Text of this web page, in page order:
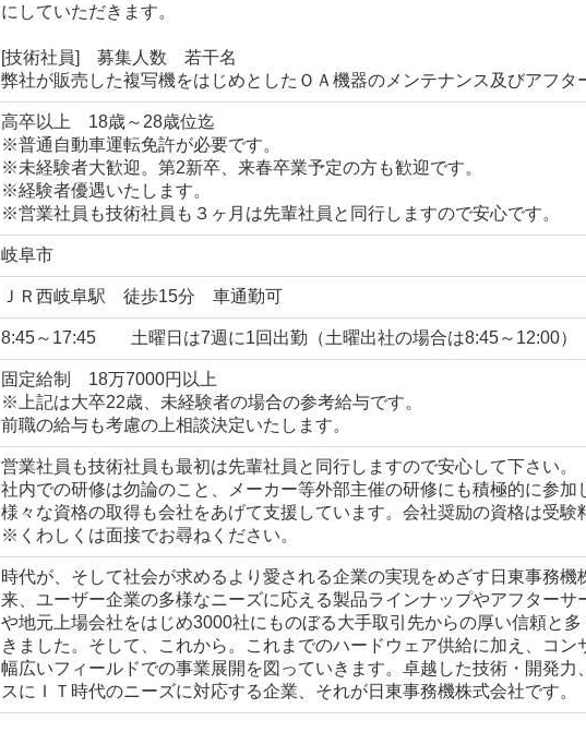
にしていただきます。
[技術社員] 募集人数 若干名
弊社が販売した複写機をはじめとしたＯＡ機器のメンテナンス及びアフタ
高卒以上 18歳～28歳位迄
※普通自動車運転免許が必要です。
※未経験者大歓迎。第2新卒、来春卒業予定の方も歓迎です。
※経験者優遇いたします。
※営業社員も技術社員も３ヶ月は先輩社員と同行しますので安心です。
岐阜市
ＪＲ西岐阜駅 徒歩15分 車通勤可
8:45～17:45 土曜日は7週に1回出勤（土曜出社の場合は8:45～12:00）
固定給制 18万7000円以上
※上記は大卒22歳、未経験者の場合の参考給与です。
前職の給与も考慮の上相談決定いたします。
営業社員も技術社員も最初は先輩社員と同行しますので安心して下さい。
社内での研修は勿論のこと、メーカー等外部主催の研修にも積極的に参加
様々な資格の取得も会社をあげて支援しています。会社奨励の資格は受験
※くわしくは面接でお尋ねください。
時代が、そして社会が求めるより愛される企業の実現をめざす日東事務機
来、ユーザー企業の多様なニーズに応える製品ラインナップやアフターサ
や地元上場会社をはじめ3000社にものぼる大手取引先からの厚い信頼と
きました。そして、これから。これまでのハードウェア供給に加え、コン
幅広いフィールドでの事業展開を図っていきます。卓越した技術・開発力
スにＩＴ時代のニーズに対応する企業、それが日東事務機株式会社です。